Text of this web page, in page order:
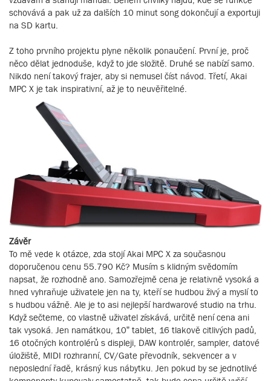
schovává a pak už za dalších 10 minut song dokončují a exportuji
na SD kartu.
Z toho prvního projektu plyne několik ponaučení. První je, proč
něco dělat jednoduše, když to jde složitě. Druhé se nabízí samo.
Nikdo není takový frajer, aby si nemusel číst návod. Třetí, Akai
MPC X je tak inspirativní, až je to neuvěřitelné.
Závěr
To mě vede k otázce, zda stojí Akai MPC X za současnou
doporučenou cenu 55.790 Kč? Musím s klidným svědomím
napsat, že rozhodně ano. Samozřejmě cena je relativně vysoká a
hned vyhraňuje uživatele jen na ty, kteří se hudbou živý a myslí to
s hudbou vážně. Ale je to asi nejlepší hardwarové studio na trhu.
Když sečteme, co vlastně uživatel získává, určitě není cena ani
tak vysoká. Jen namátkou, 10” tablet, 16 tlakově citlivých padů,
16 otočných kontrolérů s displeji, DAW kontrolér, sampler, datové
úložiště, MIDI rozhranní, CV/Gate převodník, sekvencer a v
neposlední řadě, krásný kus nábytku. Jen pokud by se jednotlivé